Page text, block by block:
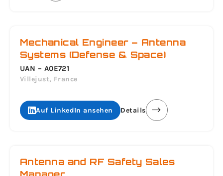
Mechanical Engineer – Antenna
Systems (Defense & Space)
UAN – A0E721
Villejust, France
Auf LinkedIn ansehen Details
Antenna and RF Safety Sales